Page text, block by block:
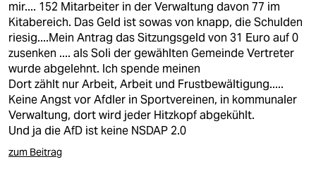
mir.... 152 Mitarbeiter in der Verwaltung davon 77 im
Kitabereich. Das Geld ist sowas von knapp, die Schulden
riesig....Mein Antrag das Sitzungsgeld von 31 Euro auf 0
zusenken .... als Soli der gewählten Gemeinde Vertreter
wurde abgelehnt. Ich spende meinen
Dort zählt nur Arbeit, Arbeit und Frustbewältigung.....
Keine Angst vor Afdler in Sportvereinen, in kommunaler
Verwaltung, dort wird jeder Hitzkopf abgekühlt.
Und ja die AfD ist keine NSDAP 2.0
zum Beitrag